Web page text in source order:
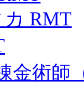
RMT
金術師